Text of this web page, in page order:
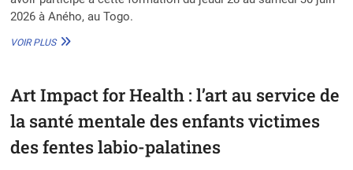
2026 à Aného, au Togo.
VOIR PLUSSMILE
ACTEURS
LA
EN
Art Impact for Health : l’art au service de
la santé mentale des enfants victimes
des fentes labio-palatines